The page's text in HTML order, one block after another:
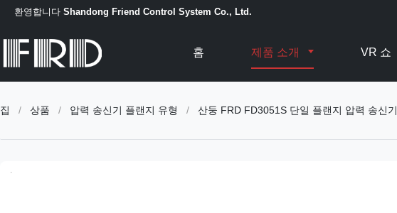
환영합니다 Shandong Friend Control System Co., Ltd.
홈 제품 소개 VR 쇼
집 / 상품 / 압력 송신기 플랜지 유형 / 산둥 FRD FD3051S 단일 플랜지 압력 송신기